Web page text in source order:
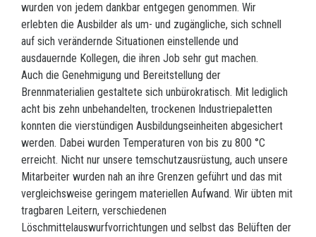
wurden von jedem dankbar entgegen genommen. Wir
erlebten die Ausbilder als um- und zugängliche, sich schnell
auf sich verändernde Situationen einstellende und
ausdauernde Kollegen, die ihren Job sehr gut machen.
Auch die Genehmigung und Bereitstellung der
Brennmaterialien gestaltete sich unbürokratisch. Mit lediglich
acht bis zehn unbehandelten, trockenen Industriepaletten
konnten die vierstündigen Ausbildungseinheiten abgesichert
werden. Dabei wurden Temperaturen von bis zu 800 °C
erreicht. Nicht nur unsere temschutzausrüstung, auch unsere
Mitarbeiter wurden nah an ihre Grenzen geführt und das mit
vergleichsweise geringem materiellen Aufwand. Wir übten mit
tragbaren Leitern, verschiedenen
Löschmittelauswurfvorrichtungen und selbst das Belüften der